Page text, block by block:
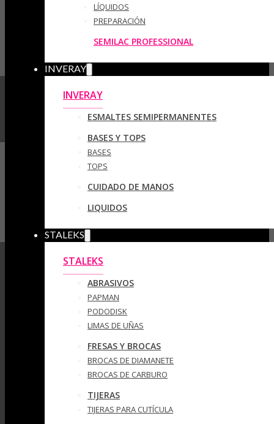
LÍQUIDOS
PREPARACIÓN
SEMILAC PROFESSIONAL
INVERAY
INVERAY
ESMALTES SEMIPERMANENTES
BASES Y TOPS
BASES
TOPS
CUIDADO DE MANOS
LIQUIDOS
STALEKS
STALEKS
ABRASIVOS
PAPMAN
PODODISK
LIMAS DE UÑAS
FRESAS Y BROCAS
BROCAS DE DIAMANETE
BROCAS DE CARBURO
TIJERAS
TIJERAS PARA CUTÍCULA